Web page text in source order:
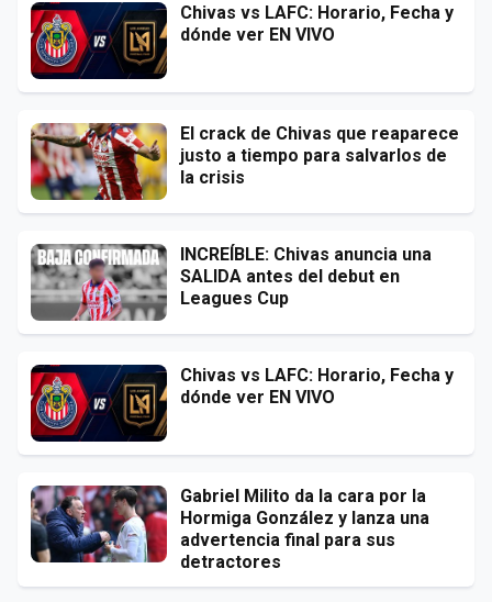
Chivas vs LAFC: Horario, Fecha y
dónde ver EN VIVO
El crack de Chivas que reaparece
justo a tiempo para salvarlos de
la crisis
INCREÍBLE: Chivas anuncia una
SALIDA antes del debut en
Leagues Cup
Chivas vs LAFC: Horario, Fecha y
dónde ver EN VIVO
Gabriel Milito da la cara por la
Hormiga González y lanza una
advertencia final para sus
detractores